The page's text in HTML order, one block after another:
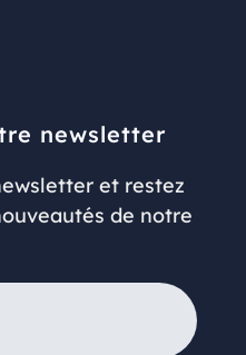
newsletter
et restez
de notre